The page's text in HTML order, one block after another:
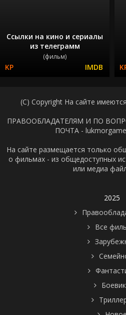
Ссылки на кино и сериалы
из телеграмм
(фильм)
(C) Copyright На сайте
ПРАВООБЛАДАТЕЛЯМ И ПО
ПОЧТА -
На сайте размещается только
о фильмах - из общедоступных
или медиа
2025
Все